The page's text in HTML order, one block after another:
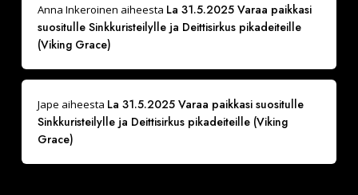
Anna Inkeroinen aiheesta La 31.5.2025 Varaa paikkasi
suositulle Sinkkuristeilylle ja Deittisirkus pikadeiteille
(Viking Grace)
Jape aiheesta La 31.5.2025 Varaa paikkasi suositulle
Sinkkuristeilylle ja Deittisirkus pikadeiteille (Viking
Grace)